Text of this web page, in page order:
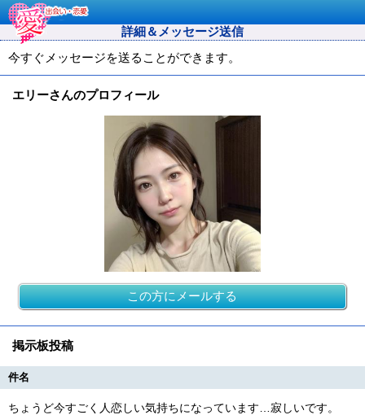
詳細＆メッセージ送信
今すぐメッセージを送ることができます。
エリーさんのプロフィール
この方にメールする
掲示板投稿
件名
ちょうど今すごく人恋しい気持ちになっています…寂しいです。